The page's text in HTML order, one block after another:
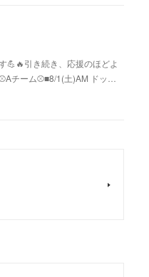
💪🔥引き続き、応援のほどよ
チーム⚾️■8/1(土)AM ドッ…